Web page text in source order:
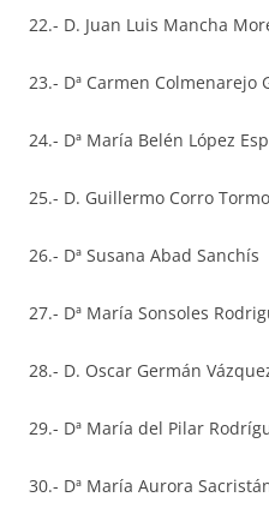
22.- D. Juan Luis Mancha
23.- Dª Carmen Colmenarejo
24.- Dª María Belén López
25.- D. Guillermo Corro Tormo
26.- Dª Susana Abad Sanchís
27.- Dª María Sonsoles
28.- D. Oscar Germán
29.- Dª María del Pilar
30.- Dª María Aurora